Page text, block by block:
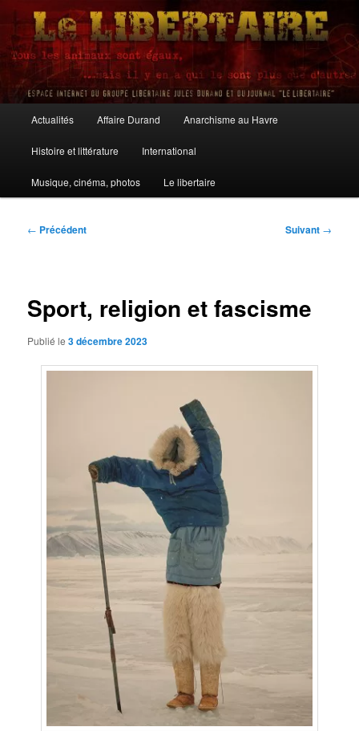
Aller
contenu
principalLe Libertaire
principal
Actualités Affaire Durand Anarchisme au Havre
Histoire et littérature International
Musique, cinéma, photos Le libertaire
Navigation
← Précédent Suivant →
Sport, religion et fascisme
Publié le3 décembre 2023